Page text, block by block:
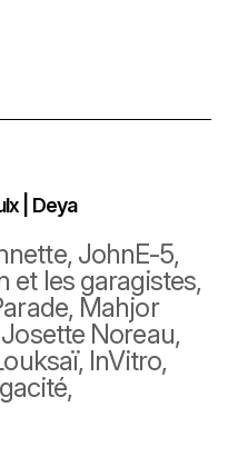
| Deya
JohnE-5,
et les garagistes,
Mahjor
Noreau,
InVitro,